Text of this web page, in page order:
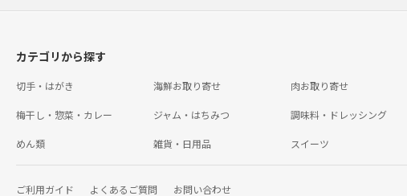
カテゴリから探す
切手・はがき 海鮮お取り寄せ 肉お取り寄せ
梅干し・惣菜・カレー ジャム・はちみつ 調味料・ドレッシング
めん類 雑貨・日用品 スイーツ
ご利用ガイド よくあるご質問 お問い合わせ